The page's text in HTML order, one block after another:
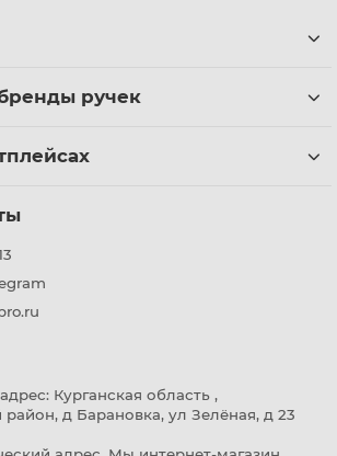
ручек
Курганская область ,
д Барановка, ул Зелёная, д 23